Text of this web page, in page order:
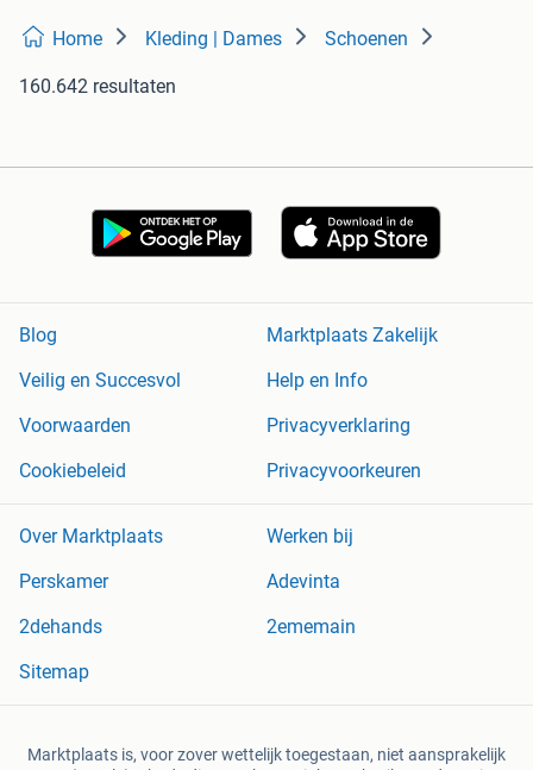
Home Kleding | Dames Schoenen
160.642 resultaten
Blog
Marktplaats Zakelijk
Veilig en Succesvol
Help en Info
Voorwaarden
Privacyverklaring
Cookiebeleid
Privacyvoorkeuren
Over Marktplaats
Werken bij
Perskamer
Adevinta
2dehands
2ememain
Sitemap
Marktplaats is, voor zover wettelijk toegestaan, niet aansprakelijk